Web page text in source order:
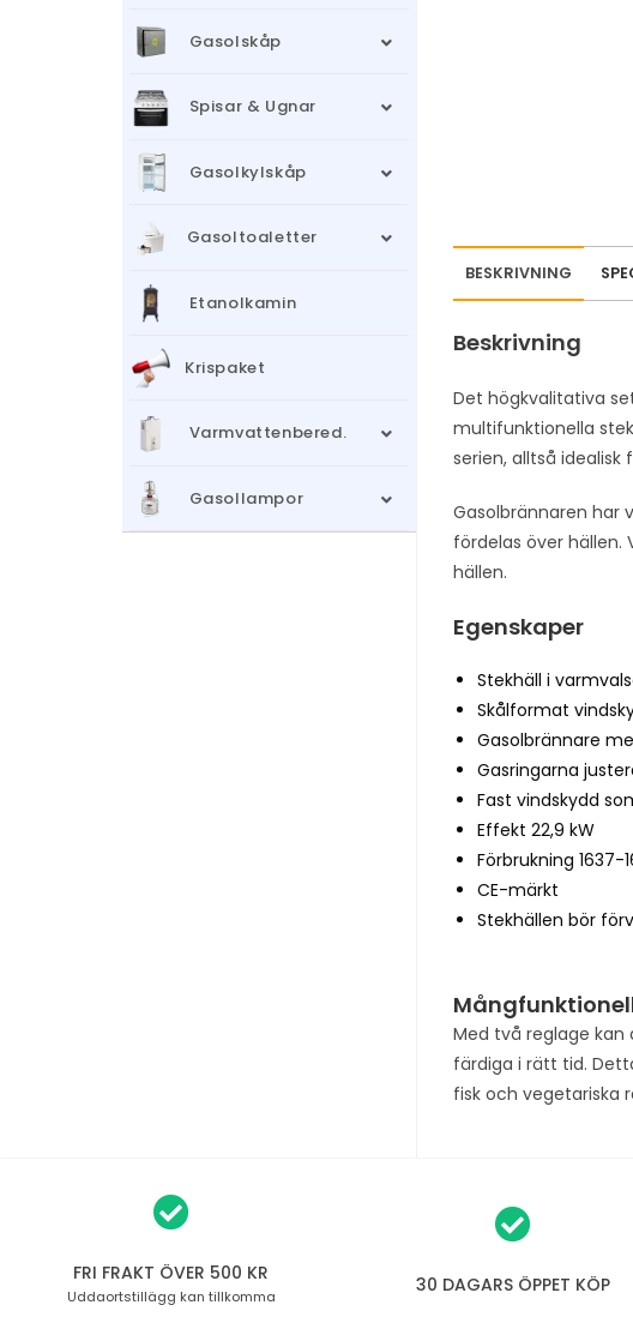
BESKRIVNING
Beskrivning
Det högkvalitativa
multifunktionella
serien, alltså
Gasolbrännaren
fördelas över hällen.
hällen.
Egenskaper
Stekhäll i
Skålformat
Gasolbrännare
Gasringarna
Fast vindskydd
Effekt 22,9 kW
Förbrukning 1637-
CE-märkt
Stekhällen bör
Med två reglage
färdiga i rätt tid.
fisk och vegetariska
Gasolskåp
Spisar & Ugnar
Gasolkylskåp
Gasoltoaletter
Etanolkamin
Krispaket
Varmvattenbered.
Gasollampor
FRI FRAKT ÖVER 500 KR
Uddaortstillägg kan tillkomma 30 DAGARS ÖPPET KÖP